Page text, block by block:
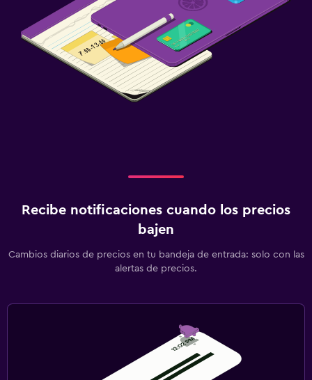
Recibe notificaciones cuando los precios
bajen
Cambios diarios de precios en tu bandeja de entrada: solo con las
alertas de precios.